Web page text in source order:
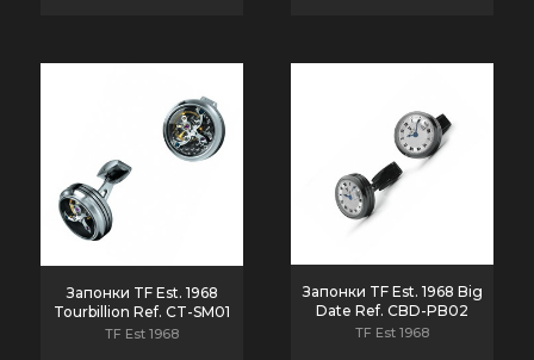
Запонки TF Est. 1968
Tourbillion Ref. CT-SM01
TF Est 1968
Запонки TF Est. 1968 Big
Date Ref. CBD-PB02
TF Est 1968